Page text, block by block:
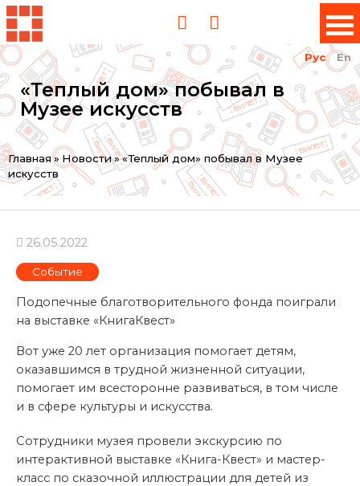
Рус En
«Теплый дом» побывал в
Музее искусств
Вы
здесь
Главная » Новости»«Теплый дом» побывал в Музее
искусств
26.05.2022
Событие
Подопечные благотворительного фонда поиграли
на выставке «КнигаКвест»
Вот уже 20 лет организация помогает детям,
оказавшимся в трудной жизненной ситуации,
помогает им всесторонне развиваться, в том числе
и в сфере культуры и искусства.
Сотрудники музея провели экскурсию по
интерактивной выставке «Книга-Квест» и мастер-
класс по сказочной иллюстрации для детей из